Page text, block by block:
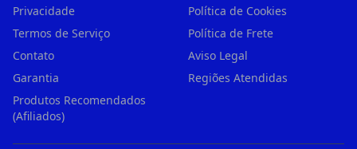
Privacidade
Política de Cookies
Termos de Serviço
Política de Frete
Contato
Aviso Legal
Garantia
Regiões Atendidas
Produtos Recomendados
(Afiliados)